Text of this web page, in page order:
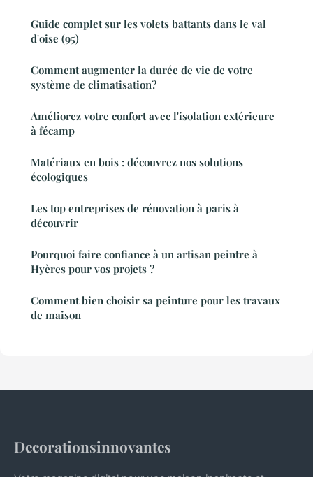
Guide complet sur les volets battants dans le val
d'oise (95)
Comment augmenter la durée de vie de votre
système de climatisation?
Améliorez votre confort avec l'isolation extérieure
à fécamp
Matériaux en bois : découvrez nos solutions
écologiques
Les top entreprises de rénovation à paris à
découvrir
Pourquoi faire confiance à un artisan peintre à
Hyères pour vos projets ?
Comment bien choisir sa peinture pour les travaux
de maison
Decorationsinnovantes